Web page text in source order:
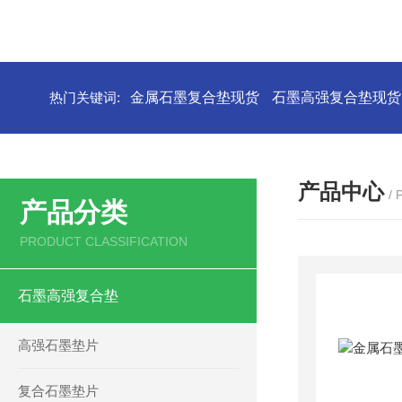
热门关键词: 金属石墨复合垫现货 石墨高强复合垫现货
产品分类
PRODUCT CLASSIFICATION
石墨高强复合垫
高强石墨垫片
复合石墨垫片
产品中心 /